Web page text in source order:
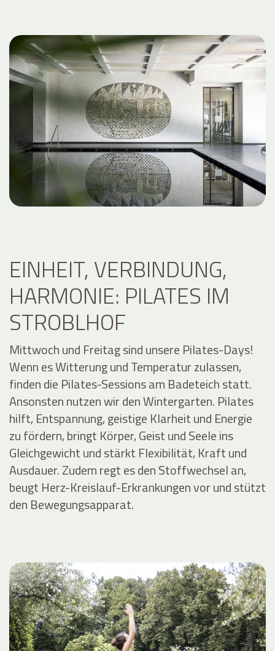
EINHEIT, VERBINDUNG,
HARMONIE: PILATES IM
STROBLHOF
Mittwoch und Freitag sind unsere Pilates-Days!
Wenn es Witterung und Temperatur zulassen,
finden die Pilates-Sessions am Badeteich statt.
Ansonsten nutzen wir den Wintergarten. Pilates
hilft, Entspannung, geistige Klarheit und Energie
zu fördern, bringt Körper, Geist und Seele ins
Gleichgewicht und stärkt Flexibilität, Kraft und
Ausdauer. Zudem regt es den Stoffwechsel an,
beugt Herz-Kreislauf-Erkrankungen vor und stützt
den Bewegungsapparat.